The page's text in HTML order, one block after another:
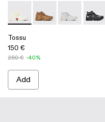
Tossu - A500005-001 -
Tossu - A500005-
Tossu -
Tossu
150 €
250 € -40%
Add